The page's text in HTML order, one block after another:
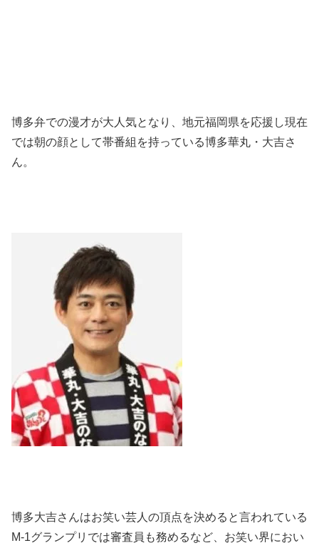
博多弁での漫才が大人気となり、地元福岡県を応援し現在
では朝の顔として帯番組を持っている博多華丸・大吉さ
ん。
博多大吉さんはお笑い芸人の頂点を決めると言われている
M-1グランプリでは審査員も務めるなど、お笑い界におい